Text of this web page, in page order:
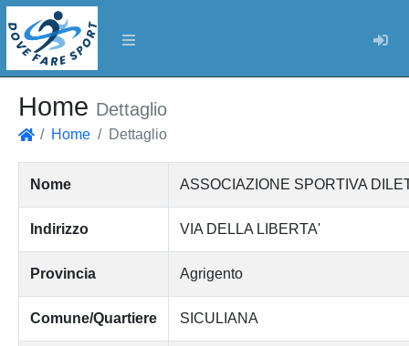
Home Dettaglio
Home Dettaglio
Nome ASSOCIAZIONE SPORTIVA
Indirizzo VIA DELLA LIBERTA'
Provincia Agrigento
Comune/Quartiere SICULIANA